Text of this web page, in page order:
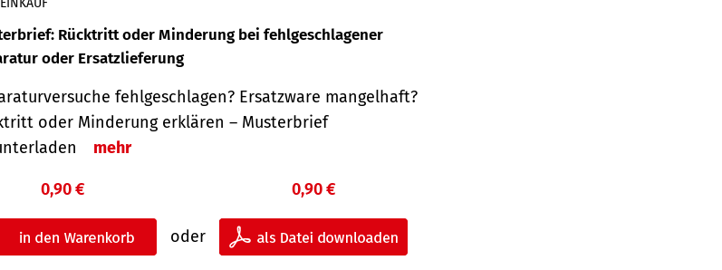
EINKAUF
Rücktritt oder Minderung bei fehlgeschlagener
oder Ersatzlieferung
fehlgeschlagen? Ersatzware mangelhaft?
oder Minderung erklären – Musterbrief
mehr
0,90 €
oder
0,90 €